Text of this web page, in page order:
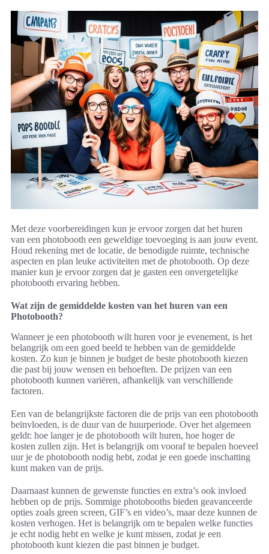
Met deze voorbereidingen kun je ervoor zorgen dat het huren
van een photobooth een geweldige toevoeging is aan jouw event.
Houd rekening met de locatie, de benodigde ruimte, technische
aspecten en plan leuke activiteiten met de photobooth. Op deze
manier kun je ervoor zorgen dat je gasten een onvergetelijke
photobooth ervaring hebben.
Wat zijn de gemiddelde kosten van het huren van een
Photobooth?
Wanneer je een photobooth wilt huren voor je evenement, is het
belangrijk om een goed beeld te hebben van de gemiddelde
kosten. Zo kun je binnen je budget de beste photobooth kiezen
die past bij jouw wensen en behoeften. De prijzen van een
photobooth kunnen variëren, afhankelijk van verschillende
factoren.
Een van de belangrijkste factoren die de prijs van een photobooth
beïnvloeden, is de duur van de huurperiode. Over het algemeen
geldt: hoe langer je de photobooth wilt huren, hoe hoger de
kosten zullen zijn. Het is belangrijk om vooraf te bepalen hoeveel
uur je de photobooth nodig hebt, zodat je een goede inschatting
kunt maken van de prijs.
Daarnaast kunnen de gewenste functies en extra’s ook invloed
hebben op de prijs. Sommige photobooths bieden geavanceerde
opties zoals green screen, GIF’s en video’s, maar deze kunnen de
kosten verhogen. Het is belangrijk om te bepalen welke functies
je echt nodig hebt en welke je kunt missen, zodat je een
photobooth kunt kiezen die past binnen je budget.